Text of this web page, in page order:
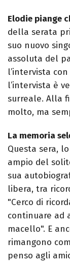
Elodie piange
della serata
suo nuovo
assoluta del
l’intervista
l’intervista è
surreale. Alla
molto, ma
La memoria
Questa sera,
ampio del
sua
libera, tra
"Cerco di
continuare ad
macello". E
rimangono
penso agli